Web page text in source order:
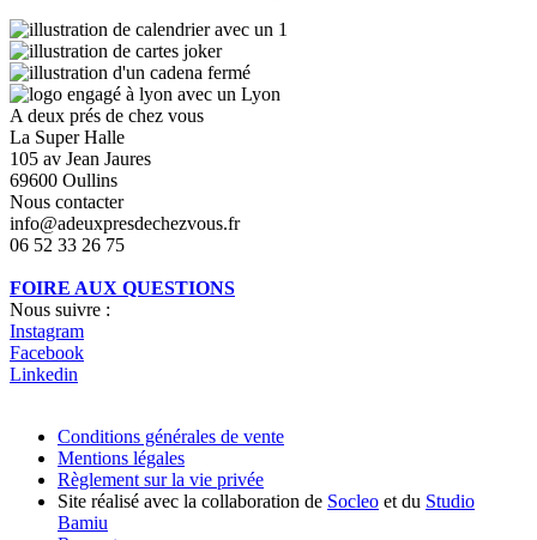
A deux prés de chez vous
La Super Halle
105 av Jean Jaures
69600 Oullins
Nous contacter
info@adeuxpresdechezvous.fr
06 52 33 26 75
FOIRE AUX QUESTIONS
Nous suivre :
Instagram
Facebook
Linkedin
Conditions générales de vente
Mentions légales
Règlement sur la vie privée
Site réalisé avec la collaboration de Socleo et du Studio
Bamiu